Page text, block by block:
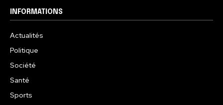
INFORMATIONS
Actualités
Politique
Société
Santé
Sports